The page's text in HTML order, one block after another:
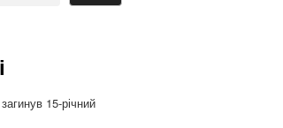
15-річний